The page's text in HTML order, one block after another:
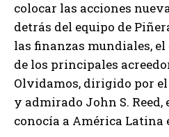
colocar las acciones
detrás del equipo de
las finanzas mundiales,
de los principales
Olvidamos, dirigido por
y admirado John S. Reed,
conocía a América Latina